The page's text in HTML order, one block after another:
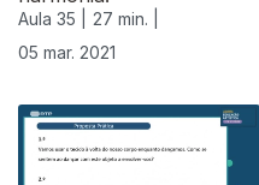
Aula 35 |
27 min. |
05 mar. 2021